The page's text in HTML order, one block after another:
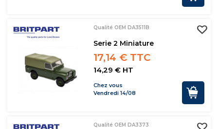
Qualité OEM DA3511B
Serie 2 Miniature
17,14 € TTC
14,29 € HT
Chez vous
Vendredi 14/08
Qualité OEM DA3373